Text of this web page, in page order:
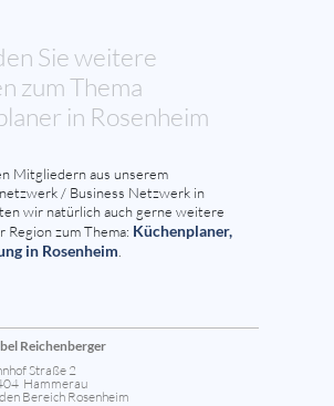
Sie weitere
zum Thema
in Rosenheim
Mitgliedern aus unserem
/ Business Netzwerk in
wir natürlich auch gerne weitere
Region zum Thema: Küchenplaner,
in Rosenheim
Reichenberger
Straße 2
Hammerau
Bereich Rosenheim